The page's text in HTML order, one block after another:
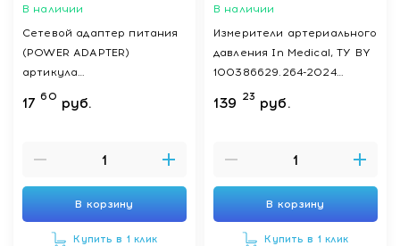
В наличии
Сетевой адаптер питания
(POWER ADAPTER)
артикула
02000520000000 к
сфигмоманометрам
17 60 руб.
В корзину
Купить в 1 клик
В наличии
Измерители артериального
давления In Medical, ТУ BY
100386629.264-2024
(манжета размер: 22-43 см)
139 23 руб.
В корзину
Купить в 1 клик